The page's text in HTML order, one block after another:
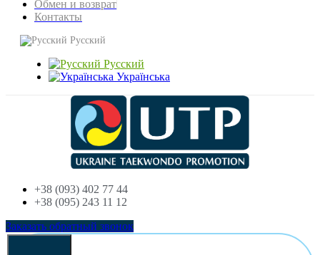
Обмен и возврат
Контакты
Русский
Русский
Українська
+38 (093) 402 77 44
+38 (095) 243 11 12
Заказать обратный звонок